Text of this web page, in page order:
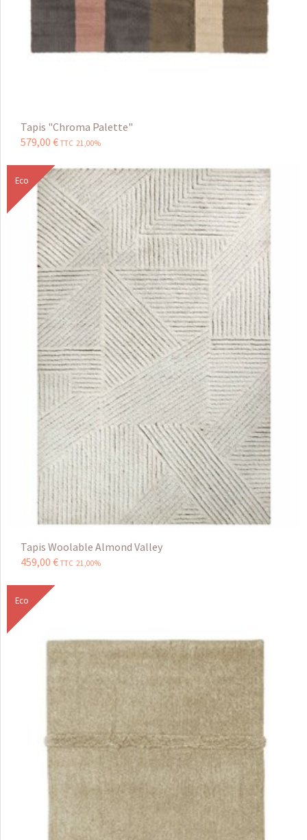
Tapis "Chroma Palette"
579,00 € TTC 21,00%
Eco
Tapis Woolable Almond Valley
459,00 € TTC 21,00%
Eco